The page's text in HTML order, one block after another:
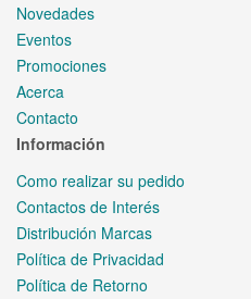
Novedades
Eventos
Promociones
Acerca
Contacto
Información
Como realizar su pedido
Contactos de Interés
Distribución Marcas
Política de Privacidad
Política de Retorno